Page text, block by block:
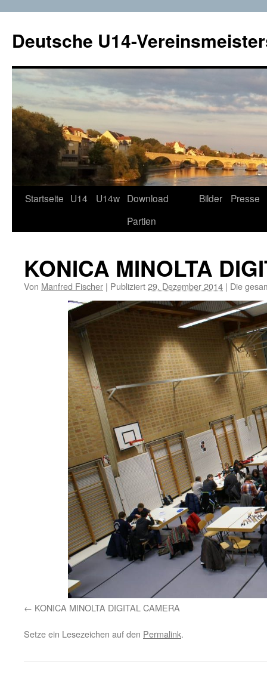
Deutsche U14-
Zum
Startseite U14 U14w Download
Partien
Bilder Presse
KONICA MINOLTA
Von Manfred Fischer | Publiziert29. Dezember 2014 | Die
KONICA MINOLTA DIGITAL CAMERA
Setze ein Lesezeichen auf den Permalink.